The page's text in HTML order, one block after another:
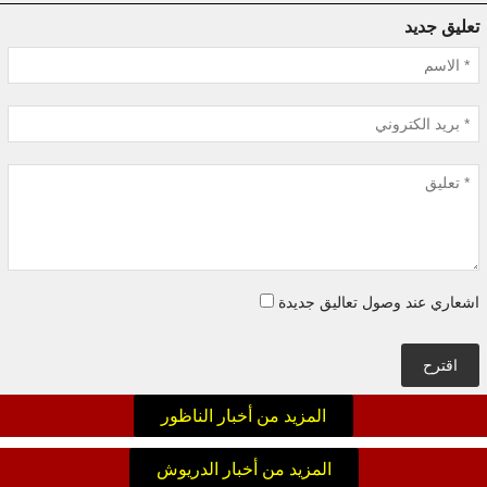
تعليق جديد
اشعاري عند وصول تعاليق جديدة
اقترح
المزيد من أخبار الناظور
المزيد من أخبار الدريوش